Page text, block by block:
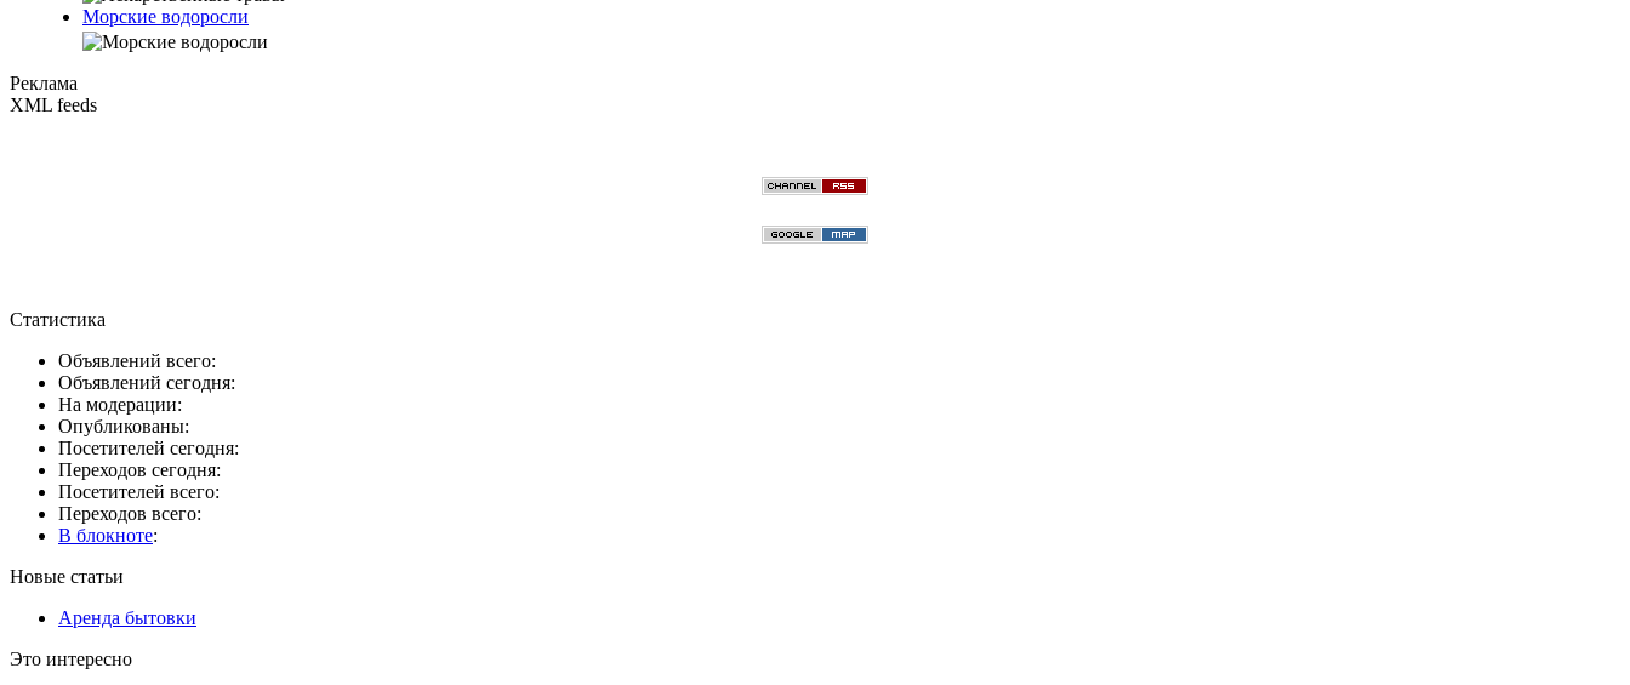
Морские водоросли
Реклама
XML feeds
Статистика
Объявлений всего:
Объявлений сегодня:
На модерации:
Опубликованы:
Посетителей сегодня:
Переходов сегодня:
Посетителей всего:
Переходов всего:
В блокноте:
Новые статьи
Аренда бытовки
Это интересно